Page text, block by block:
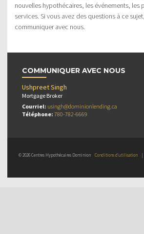
nouvelles hypothécaires, les événements, les
services. Si vous avez des questions à ce
communiquer avec nous.
COMMUNIQUER AVEC NOUS
Ushpreet Singh
Mortgage Broker
Courriel: usingh@dominionlending.ca
Téléphone: 780-782-6669
© 2026 Centres Hypothécaires Dominion Conditions d’utilisation |